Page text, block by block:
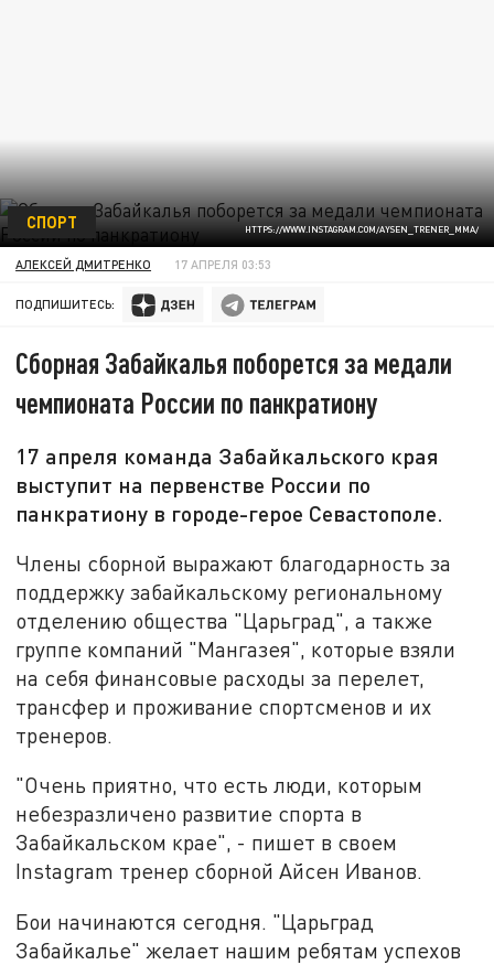
HTTPS://WWW.INSTAGRAM.COM/AYSEN_TRENER_MMA/
СПОРТ
АЛЕКСЕЙ ДМИТРЕНКО 17 АПРЕЛЯ 03:53
ПОДПИШИТЕСЬ:
Сборная Забайкалья поборется за медали
чемпионата России по панкратиону
17 апреля команда Забайкальского края
выступит на первенстве России по
панкратиону в городе-герое Севастополе.
Члены сборной выражают благодарность за
поддержку забайкальскому региональному
отделению общества "Царьград", а также
группе компаний "Мангазея", которые взяли
на себя финансовые расходы за перелет,
трансфер и проживание спортсменов и их
тренеров.
"Очень приятно, что есть люди, которым
небезразличено развитие спорта в
Забайкальском крае", - пишет в своем
Instagram тренер сборной Айсен Иванов.
Бои начинаются сегодня. "Царьград
Забайкалье" желает нашим ребятам успехов